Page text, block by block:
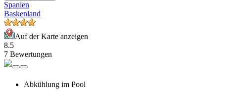
Spanien
Baskenland
Auf der Karte anzeigen
8.5
7 Bewertungen
Abkühlung im Pool